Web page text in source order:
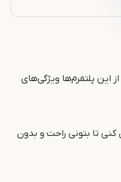
از این پلتفرم‌ها ویژگی‌های
نصبش رو قدم به قدم انجام بدی و در نهایت حسابت رو به پلتفرم متاتریدر ۵ یا سی‌تریدر وصل کنی تا بتونی راحت و بدون